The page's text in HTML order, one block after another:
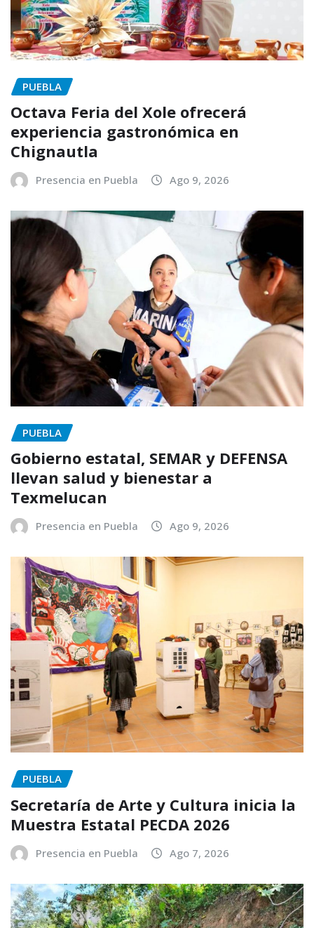
PUEBLA
Octava Feria del Xole ofrecerá
experiencia gastronómica en
Chignautla
Presencia en Puebla Ago 9, 2026
PUEBLA
Gobierno estatal, SEMAR y DEFENSA
llevan salud y bienestar a
Texmelucan
Presencia en Puebla Ago 9, 2026
PUEBLA
Secretaría de Arte y Cultura inicia la
Muestra Estatal PECDA 2026
Presencia en Puebla Ago 7, 2026